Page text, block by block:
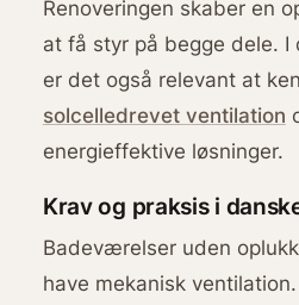
Renoveringen skaber en
at få styr på begge dele.
er det også relevant at
solcelledrevet ventilation
energieffektive løsninger.
Krav og praksis i
Badeværelser uden
have mekanisk